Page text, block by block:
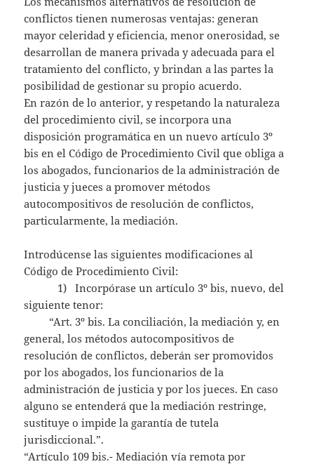
conflictos tienen numerosas ventajas: generan
mayor celeridad y eficiencia, menor onerosidad, se
desarrollan de manera privada y adecuada para el
tratamiento del conflicto, y brindan a las partes la
posibilidad de gestionar su propio acuerdo.
En razón de lo anterior, y respetando la naturaleza
del procedimiento civil, se incorpora una
disposición programática en un nuevo artículo 3º
bis en el Código de Procedimiento Civil que obliga a
los abogados, funcionarios de la administración de
justicia y jueces a promover métodos
autocompositivos de resolución de conflictos,
particularmente, la mediación.
Introdúcense las siguientes modificaciones al
Código de Procedimiento Civil:
1) Incorpórase un artículo 3º bis, nuevo, del
siguiente tenor:
“Art. 3º bis. La conciliación, la mediación y, en
general, los métodos autocompositivos de
resolución de conflictos, deberán ser promovidos
por los abogados, los funcionarios de la
administración de justicia y por los jueces. En caso
alguno se entenderá que la mediación restringe,
sustituye o impide la garantía de tutela
jurisdiccional.”.
“Artículo 109 bis.- Mediación vía remota por